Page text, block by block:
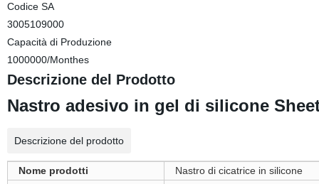
Codice SA
3005109000
Capacità di Produzione
1000000/Monthes
Descrizione del Prodotto
Nastro adesivo in gel di silicone
Descrizione del prodotto
Nome prodotti
Nastro di cicatrice in silicone